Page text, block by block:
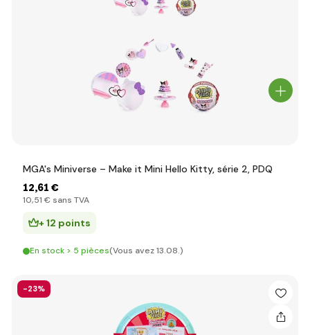
MGA's Miniverse – Make it Mini Hello Kitty, série 2, PDQ
12,61 €
10,51 € sans TVA
+ 12 points
En stock > 5 pièces(Vous avez 13.08.)
-23%